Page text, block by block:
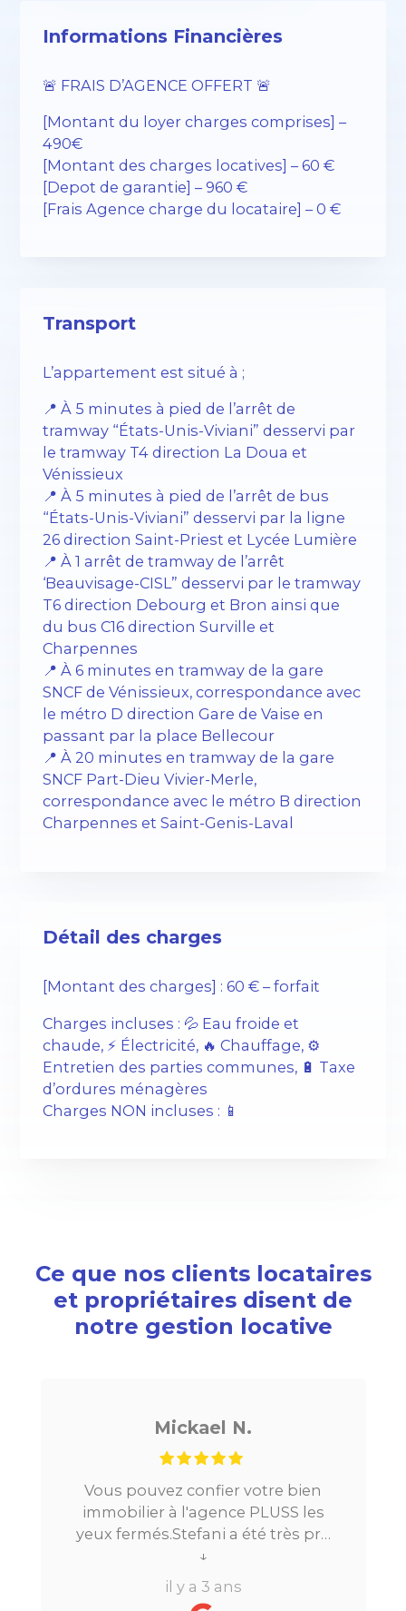
Informations Financières
🚨 FRAIS D’AGENCE OFFERT 🚨
[Montant du loyer charges comprises] –
490€
[Montant des charges locatives] – 60 €
[Depot de garantie] – 960 €
[Frais Agence charge du locataire] – 0 €
Transport
L’appartement est situé à ;
📍 À 5 minutes à pied de l’arrêt de
tramway “États-Unis-Viviani” desservi par
le tramway T4 direction La Doua et
Vénissieux
📍 À 5 minutes à pied de l’arrêt de bus
“États-Unis-Viviani” desservi par la ligne
26 direction Saint-Priest et Lycée Lumière
📍 À 1 arrêt de tramway de l’arrêt
‘Beauvisage-CISL” desservi par le tramway
T6 direction Debourg et Bron ainsi que
du bus C16 direction Surville et
Charpennes
📍 À 6 minutes en tramway de la gare
SNCF de Vénissieux, correspondance avec
le métro D direction Gare de Vaise en
passant par la place Bellecour
📍 À 20 minutes en tramway de la gare
SNCF Part-Dieu Vivier-Merle,
correspondance avec le métro B direction
Charpennes et Saint-Genis-Laval
Détail des charges
[Montant des charges] : 60 € – forfait
Charges incluses : 💦 Eau froide et
chaude, ⚡️ Électricité, 🔥 Chauffage, ⚙️
Entretien des parties communes, 🔋 Taxe
d’ordures ménagères
Charges NON incluses : 📱
Ce que nos clients locataires
et propriétaires disent de
notre gestion locative
Mickael N.
Vous pouvez confier votre bien
immobilier à l'agence PLUSS les
yeux fermés.Stefani a été très pro
tout au long du processus.Très
réactive, elle a su répondre à
toutes mes questions en moins de
il y a 3 ans